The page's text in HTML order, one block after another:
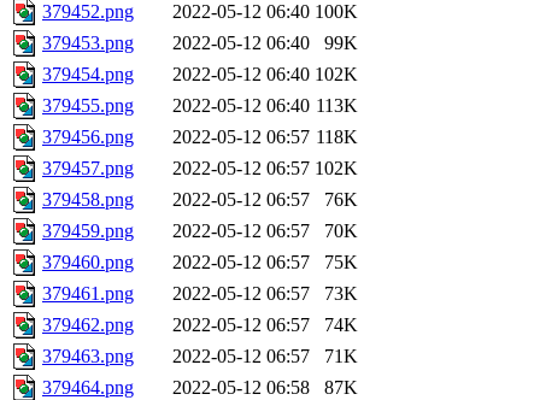
379452.png
2022-05-12 06:40 100K
379453.png
2022-05-12 06:40
99K
379454.png
2022-05-12 06:40 102K
379455.png
2022-05-12 06:40 113K
379456.png
2022-05-12 06:57 118K
379457.png
2022-05-12 06:57 102K
379458.png
2022-05-12 06:57
76K
379459.png
2022-05-12 06:57
70K
379460.png
2022-05-12 06:57
75K
379461.png
2022-05-12 06:57
73K
379462.png
2022-05-12 06:57
74K
379463.png
2022-05-12 06:57
71K
379464.png
2022-05-12 06:58
87K